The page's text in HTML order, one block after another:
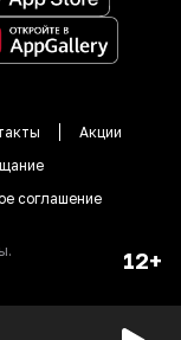
Акции
соглашение
12+